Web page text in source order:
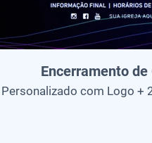
Encerramento de
Personalizado com Logo +